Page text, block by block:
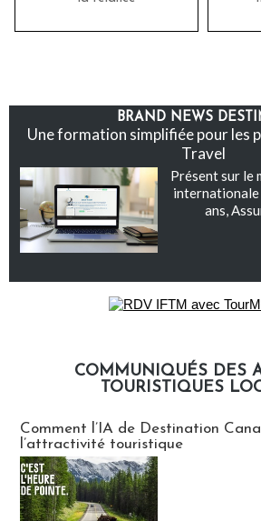
BRAND NEWS
Une formation simplifiée pour les
Travel
Présent sur le
internationale
ans,
COMMUNIQUÉS DES
TOURISTIQUES
Comment l’IA de Destination
l’attractivité touristique